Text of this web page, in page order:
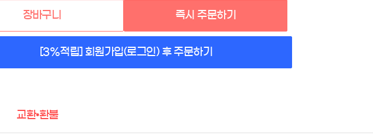
장바구니 즉시 주문하기
[3%적립] 회원가입(로그인) 후 주문하기
교환•환불